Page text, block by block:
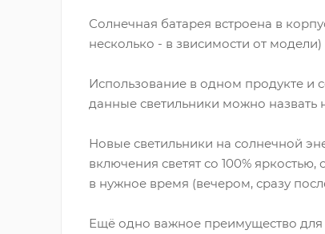
Солнечная батарея встроена в
несколько - в звисимости от
Использование в одном продукте и
данные светильники можно назвать
Новые светильники на солнечной
включения светят со 100%
в нужное время (вечером, сразу
Ещё одно важное преимущество для